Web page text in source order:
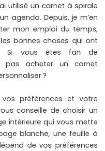
utilisé un carnet à spirale
agenda. Depuis, je m’en
mon emploi du temps,
bonnes choses qui ont
Si vous êtes fan de
pas acheter un carnet
?
préférences et votre
conseille de choisir un
intérieure qui vous mette
blanche, une feuille à
de vos préférences